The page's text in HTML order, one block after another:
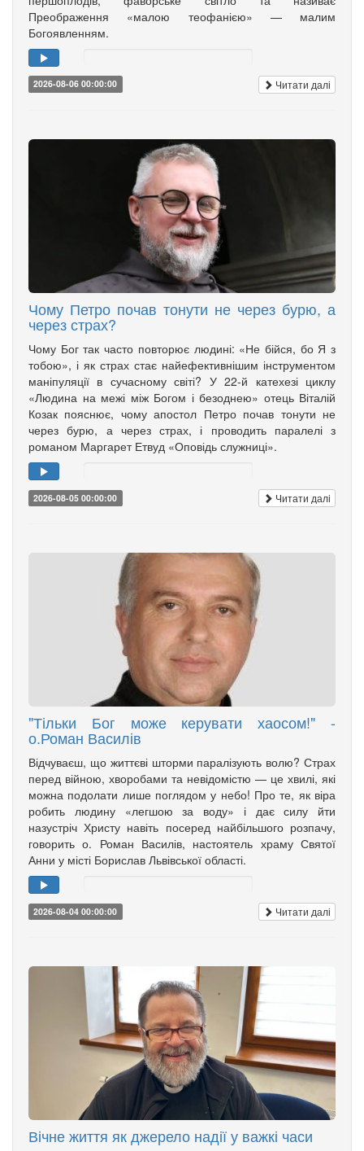
Преображення «малою теофанією» — малим
Богоявленням.
2026-08-06 00:00:00 Читати далі
Чому Петро почав тонути не через бурю, а
через страх?
Чому Бог так часто повторює людині: «Не бійся, бо Я з
тобою», і як страх стає найефективнішим інструментом
маніпуляції в сучасному світі? У 22-й катехезі циклу
«Людина на межі між Богом і безоднею» отець Віталій
Козак пояснює, чому апостол Петро почав тонути не
через бурю, а через страх, і проводить паралелі з
романом Маргарет Етвуд «Оповідь служниці».
2026-08-05 00:00:00 Читати далі
"Тільки Бог може керувати хаосом!" -
о.Роман Василів
Відчуваєш, що життєві шторми паралізують волю? Страх
перед війною, хворобами та невідомістю — це хвилі, які
можна подолати лише поглядом у небо! Про те, як віра
робить людину «легшою за воду» і дає силу йти
назустріч Христу навіть посеред найбільшого розпачу,
говорить о. Роман Василів, настоятель храму Святої
Анни у місті Борислав Львівської області.
2026-08-04 00:00:00 Читати далі
Вічне життя як джерело надії у важкі часи